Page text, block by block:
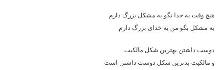
هیچ وقت به خدا نگو یه مشکل بزرگ دارم
به مشکل بگو من یه خدای بزرگ دارم
دوست داشتن بهترین شکل مالکیت
و مالکیت بدترین شکل دوست داشتن است